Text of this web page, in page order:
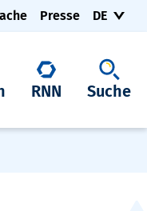
Presse DE
RNN Suche